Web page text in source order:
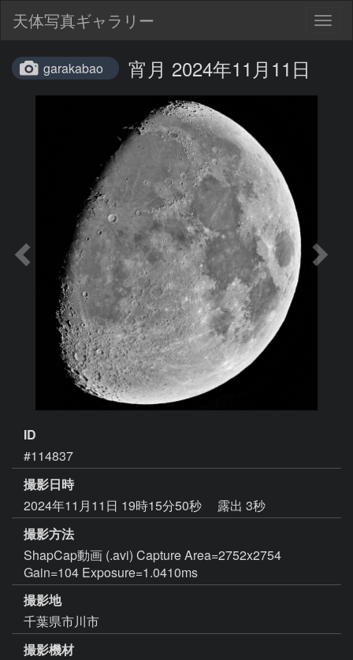
天体写真ギャラリー
garakabao 宵月 2024年11月11日
ID
#114837
撮影日時
2024年11月11日 19時15分50秒
露出 3秒
撮影方法
ShapCap動画 (.avi) Capture Area=2752x2754
Gain=104 Exposure=1.0410ms
撮影地
千葉県市川市
撮影機材